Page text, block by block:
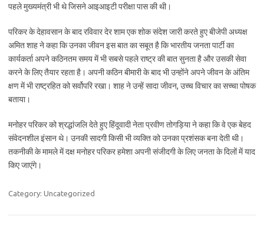
पहले मुख्यमंत्री भी थे जिसने आइआइटी परीक्षा पास की थी।
परिकर के देहावसान के बाद रविवार देर शाम एक शोक संदेश जारी करते हुए बीजेपी अध्यक्ष
अमित शाह ने कहा कि उनका जीवन इस बात का सबूत है कि भारतीय जनता पार्टी का
कार्यकर्ता अपने कठिनतम समय में भी सबसे पहले राष्ट्र की बात सुनता है और उसकी सेवा
करने के लिए तैयार रहता है। अपनी कठिन बीमारी के बाद भी उन्होंने अपने जीवन के अंतिम
क्षण में भी राष्ट्रहित को सर्वोपरि रखा। शाह ने उन्हें सादा जीवन, उच्च विचार का सच्चा पोषक
बताया।
मनोहर परिकर को श्रद्धांजलि देते हुए हिंदूवादी नेता प्रवीण तोगड़िया ने कहा कि वे एक बेहद
संवेदनशील इंसान थे। उनकी सादगी किसी भी व्यक्ति को उनका प्रशंसक बना देती थी।
तकनीकी के मामले में दक्ष मनोहर परिकर हमेशा अपनी संजीदगी के लिए जनता के दिलों में याद
किए जाएंगे।
Category: Uncategorized